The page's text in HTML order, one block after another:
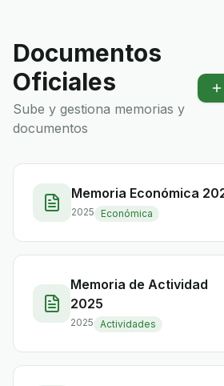
Documentos
Oficiales
Sube y gestiona memorias y
documentos
Memoria Económica
2025 Económica
Memoria de Actividad
2025
2025 Actividades